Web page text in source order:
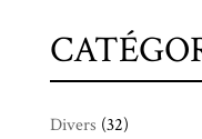
Divers (32)